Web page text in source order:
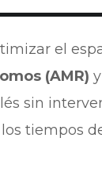
el
(AMR) y
sin
tiempos